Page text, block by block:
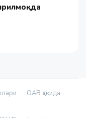
ОАВ ҳақида